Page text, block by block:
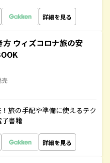
詳細を見る
方 ウィズコロナ旅の安
売
旅の手配や準備に使えるテク
子書籍
詳細を見る